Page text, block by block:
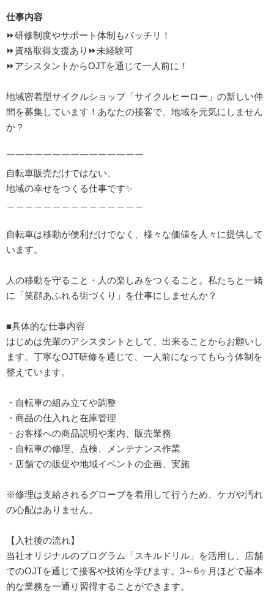
仕事内容
⏩️研修制度やサポート体制もバッチリ！
⏩️資格取得支援あり⏩️未経験可
⏩️アシスタントからOJTを通じて一人前に！
地域密着型サイクルショップ「サイクルヒーロー」の新しい仲
間を募集しています！あなたの接客で、地域を元気にしません
か？
￣￣￣￣￣￣￣￣￣￣￣￣￣￣￣
自転車販売だけではない、
地域の幸せをつくる仕事です✨️
自転車は移動が便利だけでなく、様々な価値を人々に提供して
います。
人の移動を守ること・人の楽しみをつくること。私たちと一緒
に「笑顔あふれる街づくり」を仕事にしませんか？
■具体的な仕事内容
はじめは先輩のアシスタントとして、出来ることからお願いし
ます。丁寧なOJT研修を通じて、一人前になってもらう体制を
整えています。
・自転車の組み立てや調整
・商品の仕入れと在庫管理
・お客様への商品説明や案内、販売業務
・自転車の修理、点検、メンテナンス作業
・店舗での販促や地域イベントの企画、実施
※修理は支給されるグローブを着用して行うため、ケガや汚れ
の心配はありません。
【入社後の流れ】
当社オリジナルのプログラム「スキルドリル」を活用し、店舗
でのOJTを通じて接客や技術を学びます。3～6ヶ月ほどで基本
的な業務を一通り習得することができます。